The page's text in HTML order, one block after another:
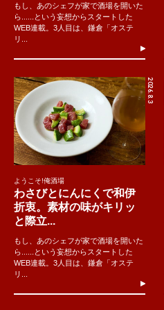
もし、あのシェフが家で酒場を開いた
ら......という妄想からスタートした
WEB連載。3人目は、鎌倉「オステ
リ...
2026.8.3
ようこそ!俺酒場
わさびとにんにくで和伊
折衷。素材の味がキリッ
と際立...
もし、あのシェフが家で酒場を開いた
ら......という妄想からスタートした
WEB連載。3人目は、鎌倉「オステ
リ...